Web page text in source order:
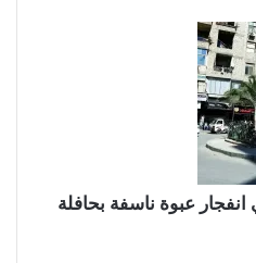
عبوة ناسفة بحافلة